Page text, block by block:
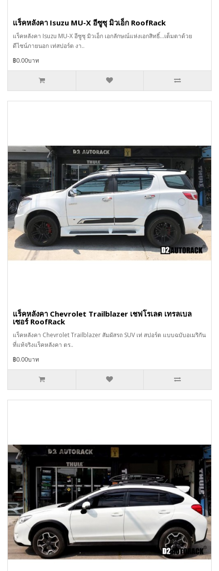
แร็คหลังคา Isuzu MU-X อีซูซุ มิวเอ็ก RoofRack
แร็คหลังคา Isuzu MU-X อีซูซุ มิวเอ็ก เอกลักษณ์แห่งเอกสิทธิ์…เต็มตาด้วย
ดีไซน์ภายนอก เท่สปอร์ต งา..
฿0.00บาท
แร็คหลังคา Chevrolet Trailblazer เชฟโรเลต เทรลเบล
เซอร์ RoofRack
แร็คหลังคา Chevrolet Trailblazer สัมผัสรถ SUV เท่ สปอร์ต แบบฉบับอเมริกัน
ที่แท้จริงแร็คหลังคา ตร..
฿0.00บาท